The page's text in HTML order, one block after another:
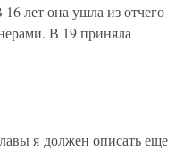
16 лет она ушла из отчего
В 19 приняла
я должен описать еще